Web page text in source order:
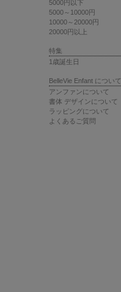
5000円以下
5000～10000円
10000～20000円
20000円以上
特集
1歳誕生日
BelleVie Enfant について
アンファンについて
書体 デザインについて
ラッピングについて
よくあるご質問